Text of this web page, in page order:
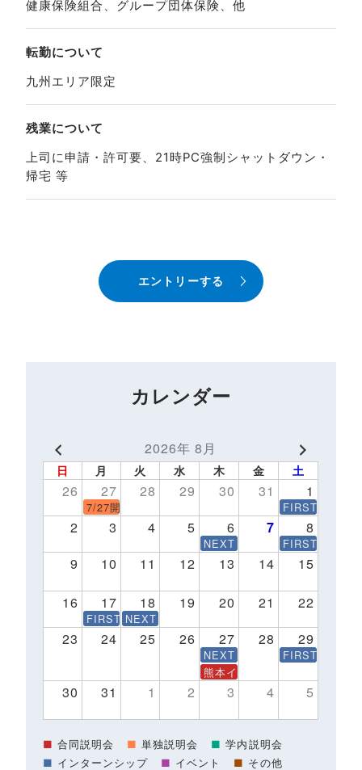
健康保険組合、グループ団体保険、他
転勤について
九州エリア限定
残業について
上司に申請・許可要、21時PC強制シャットダウン・
帰宅 等
エントリーする
カレンダー
2026年 8月
日 月 火 水 木 金 土
26 27 28 29 30 31 1
7/27開催会社説明会 予約受付中！※27卒最終開催
FIRST STEP
2 3 4 5 6 7 8
NEXT STEP インターンシッ
FIRST STEP
9 10 11 12 13 14 15
16 17 18 19 20 21 22
FIRST STEP～1Day仕事体験～
NEXT STEP インターンシップ8/18(火)【展
23 24 25 26 27 28 29
NEXT STEP インターンシッ
FIRST STEP
熊本イベントNPO法人ドッ
30 31 1 2 3 4 5
■ 合同説明会 ■ 単独説明会 ■ 学内説明会
■ インターンシップ ■ イベント ■ その他